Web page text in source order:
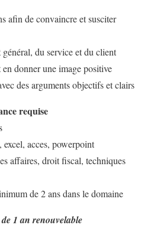
afin de convaincre et susciter
du service et du client
donner une image positive
des arguments objectifs et clairs
requise
acces, powerpoint
affaires, droit fiscal, techniques
de 2 ans dans le domaine
1 an renouvelable